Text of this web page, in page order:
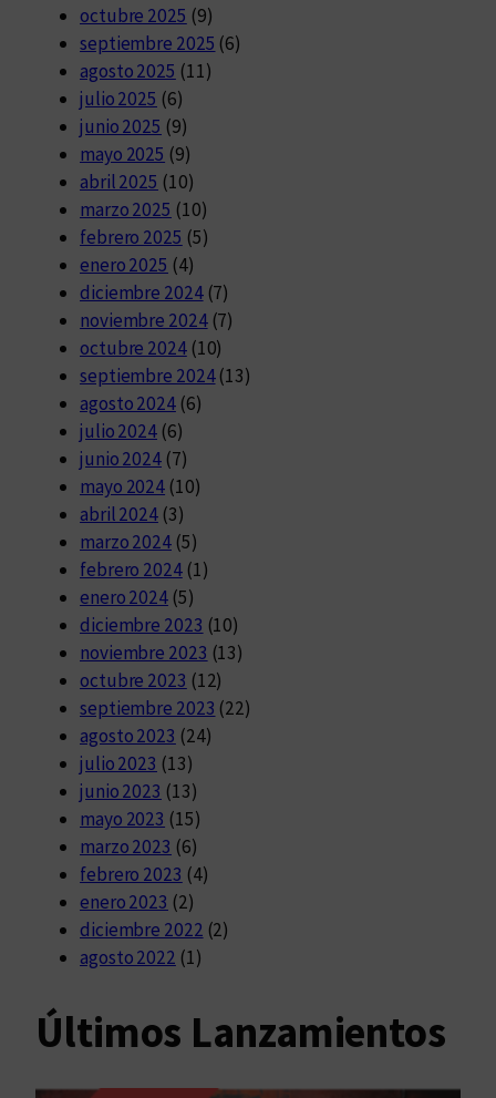
octubre 2025 (9)
septiembre 2025 (6)
agosto 2025 (11)
julio 2025 (6)
junio 2025 (9)
mayo 2025 (9)
abril 2025 (10)
marzo 2025 (10)
febrero 2025 (5)
enero 2025 (4)
diciembre 2024(7)
noviembre 2024(7)
octubre 2024(10)
septiembre 2024(13)
agosto 2024(6)
julio 2024 (6)
junio 2024 (7)
mayo 2024 (10)
abril 2024 (3)
marzo 2024 (5)
febrero 2024(1)
enero 2024 (5)
diciembre 2023 (10)
noviembre 2023 (13)
octubre 2023 (12)
septiembre 2023 (22)
agosto 2023 (24)
julio 2023 (13)
junio 2023 (13)
mayo 2023 (15)
marzo 2023 (6)
febrero 2023 (4)
enero 2023 (2)
diciembre 2022 (2)
agosto 2022 (1)
Últimos Lanzamientos